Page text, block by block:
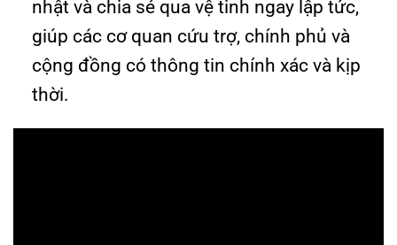
nhật và chia sẻ qua vệ tinh ngay lập tức,
giúp các cơ quan cứu trợ, chính phủ và
cộng đồng có thông tin chính xác và kịp
thời.